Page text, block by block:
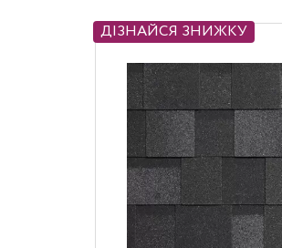
ДІЗНАЙСЯ ЗНИЖКУ